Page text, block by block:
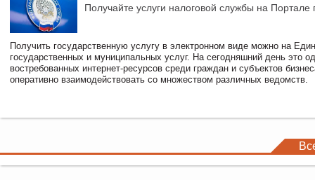
Получайте услуги налоговой службы на Портале
Получить государственную услугу в электронном виде можно на
государственных и муниципальных услуг. На сегодняшний день это
востребованных интернет-ресурсов среди граждан и субъектов
оперативно взаимодействовать со множеством различных ведомств.